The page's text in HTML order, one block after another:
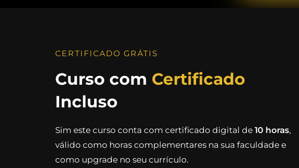
CERTIFICADO GRÁTIS
Curso com Certificado
Incluso
Sim este curso conta com certificado digital de 10 horas,
válido como horas complementares na sua faculdade e
como upgrade no seu currículo.